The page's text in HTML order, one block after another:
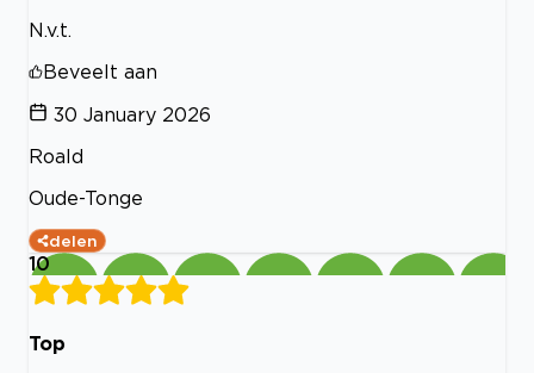
N.v.t.
Beveelt aan
30 January 2026
Roald
Oude-Tonge
delen
10
Top